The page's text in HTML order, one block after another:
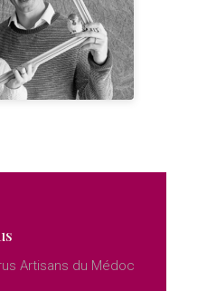
Artisans du Médoc